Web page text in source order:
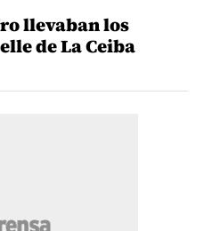
llevaban los
de La Ceiba